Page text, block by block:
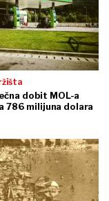
dobit MOL-a
786 milijuna dolara